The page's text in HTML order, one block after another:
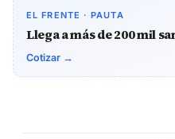
EL FRENTE · PAUTA
Llega a más de 200 mil
Cotizar →